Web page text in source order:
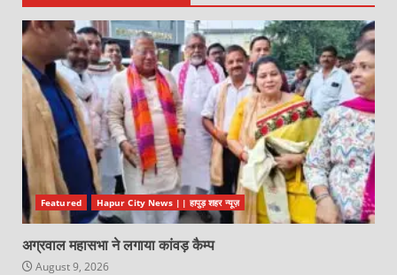
Featured Hapur City News || हापुड़ शहर न्यूज़
अग्रवाल महासभा ने लगाया कांवड़ कैम्प
August 9, 2026